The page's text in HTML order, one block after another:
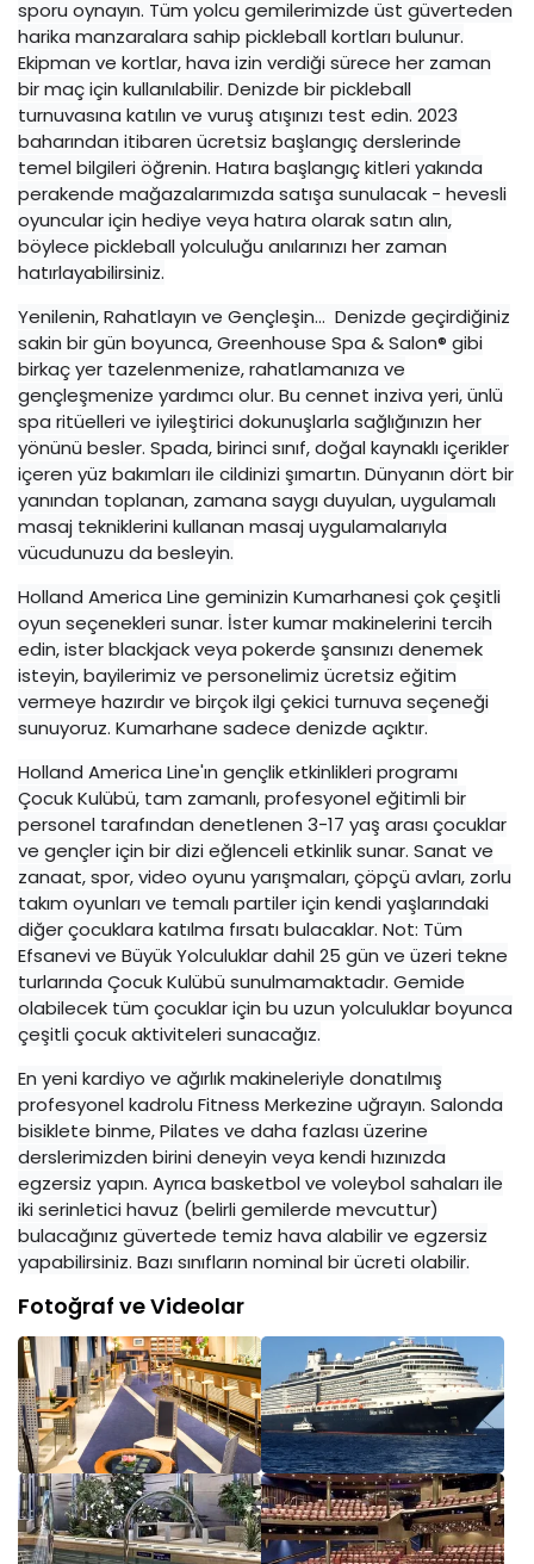
sporu oynayın. Tüm yolcu gemilerimizde üst güverteden
harika manzaralara sahip pickleball kortları bulunur.
Ekipman ve kortlar, hava izin verdiği sürece her zaman
bir maç için kullanılabilir. Denizde bir pickleball
turnuvasına katılın ve vuruş atışınızı test edin. 2023
baharından itibaren ücretsiz başlangıç ​​derslerinde
temel bilgileri öğrenin. Hatıra başlangıç ​​kitleri yakında
perakende mağazalarımızda satışa sunulacak - hevesli
oyuncular için hediye veya hatıra olarak satın alın,
böylece pickleball yolculuğu anılarınızı her zaman
hatırlayabilirsiniz.
Yenilenin, Rahatlayın ve Gençleşin… Denizde geçirdiğiniz
sakin bir gün boyunca, Greenhouse Spa & Salon® gibi
birkaç yer tazelenmenize, rahatlamanıza ve
gençleşmenize yardımcı olur. Bu cennet inziva yeri, ünlü
spa ritüelleri ve iyileştirici dokunuşlarla sağlığınızın her
yönünü besler. Spada, birinci sınıf, doğal kaynaklı içerikler
içeren yüz bakımları ile cildinizi şımartın. Dünyanın dört bir
yanından toplanan, zamana saygı duyulan, uygulamalı
masaj tekniklerini kullanan masaj uygulamalarıyla
vücudunuzu da besleyin.
Holland America Line geminizin Kumarhanesi çok çeşitli
oyun seçenekleri sunar. İster kumar makinelerini tercih
edin, ister blackjack veya pokerde şansınızı denemek
isteyin, bayilerimiz ve personelimiz ücretsiz eğitim
vermeye hazırdır ve birçok ilgi çekici turnuva seçeneği
sunuyoruz. Kumarhane sadece denizde açıktır.
Holland America Line'ın gençlik etkinlikleri programı
Çocuk Kulübü, tam zamanlı, profesyonel eğitimli bir
personel tarafından denetlenen 3-17 yaş arası çocuklar
ve gençler için bir dizi eğlenceli etkinlik sunar. Sanat ve
zanaat, spor, video oyunu yarışmaları, çöpçü avları, zorlu
takım oyunları ve temalı partiler için kendi yaşlarındaki
diğer çocuklara katılma fırsatı bulacaklar. Not: Tüm
Efsanevi ve Büyük Yolculuklar dahil 25 gün ve üzeri tekne
turlarında Çocuk Kulübü sunulmamaktadır. Gemide
olabilecek tüm çocuklar için bu uzun yolculuklar boyunca
çeşitli çocuk aktiviteleri sunacağız.
En yeni kardiyo ve ağırlık makineleriyle donatılmış
profesyonel kadrolu Fitness Merkezine uğrayın. Salonda
bisiklete binme, Pilates ve daha fazlası üzerine
derslerimizden birini deneyin veya kendi hızınızda
egzersiz yapın. Ayrıca basketbol ve voleybol sahaları ile
iki serinletici havuz (belirli gemilerde mevcuttur)
bulacağınız güvertede temiz hava alabilir ve egzersiz
yapabilirsiniz. Bazı sınıfların nominal bir ücreti olabilir.
Fotoğraf ve Videolar